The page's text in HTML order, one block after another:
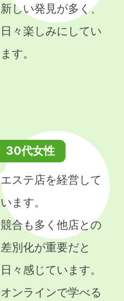
新しい発見が多く、
日々楽しみにしてい
ます。
30代女性
エステ店を経営して
います。
競合も多く他店との
差別化が重要だと
日々感じています。
オンラインで学べる